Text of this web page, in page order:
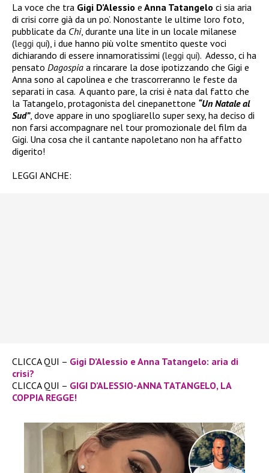
La voce che tra Gigi D’Alessio e Anna Tatangelo ci sia aria
di crisi corre già da un po’. Nonostante le ultime loro foto,
pubblicate da Chi, durante una lite in un locale milanese
(leggi qui), i due hanno più volte smentito queste voci
dichiarando di essere innamoratissimi (leggi qui). Adesso, ci ha
pensato Dagospia a rincarare la dose ipotizzando che Gigi e
Anna sono al capolinea e che trascorreranno le feste da
separati in casa. A quanto pare, la crisi è nata dal fatto che
la Tatangelo, protagonista del cinepanettone “Un Natale al
Sud”, dove appare in uno spogliarello super sexy, ha deciso di
non farsi accompagnare nel tour promozionale del film da
Gigi. Una cosa che il cantante napoletano non ha affatto
digerito!
LEGGI ANCHE:
CLICCA QUI – Gigi D’Alessio e Anna Tatangelo: aria di
crisi?
CLICCA QUI – GIGI D’ALESSIO-ANNA TATANGELO, LA
COPPIA REGGE!